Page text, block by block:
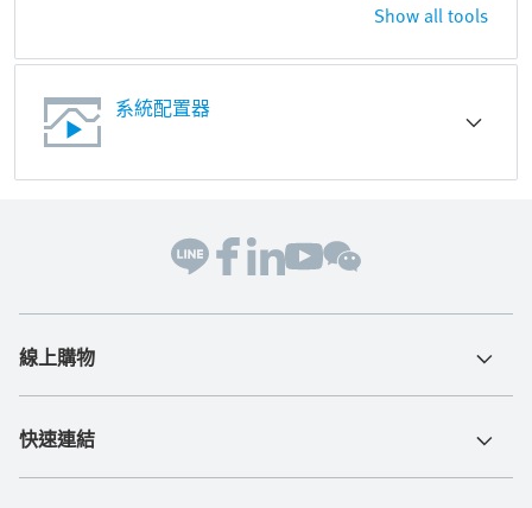
Show all tools
系統配置器
線上購物
快速連結